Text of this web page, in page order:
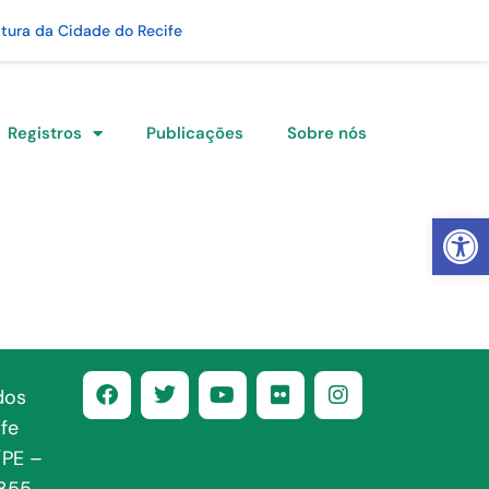
Abrir
da Cidade do Recife
Registros Publicações Sobre nós
–